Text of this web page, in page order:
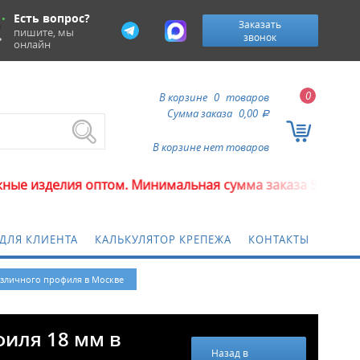
Есть вопрос?
пишите, мы
онлайн
Заказать
звонок
0
В корзине 0 товаров
Сумма заказа 0,00 a
В корзине нет товаров
Минимальная сумма заказа 5000 рублей.
КЛИЕНТА КАЛЬКУЛЯТОР КРЕПЕЖА КОНТАКТЫ
профиля в Москве
18 мм в
Назад в